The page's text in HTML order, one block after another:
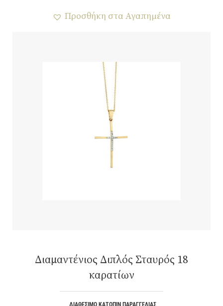
Προσθήκη στα Αγαπημένα
Διαμαντένιος Διπλός Σταυρός 18
καρατίων
ΔΙΑΘΈΣΙΜΟ ΚΑΤΌΠΙΝ ΠΑΡΑΓΓΕΛΊΑΣ